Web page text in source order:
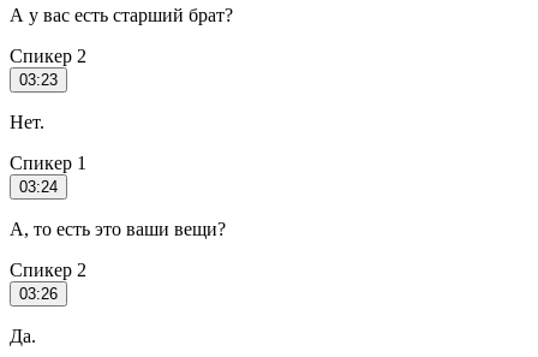
А у вас есть старший брат?
Спикер 2
03:23
Нет.
Спикер 1
03:24
А, то есть это ваши вещи?
Спикер 2
03:26
Да.